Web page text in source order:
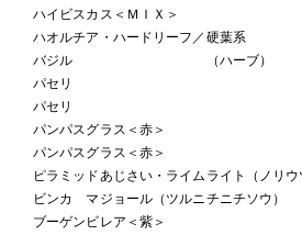
ハイビスカス＜ＭＩＸ＞
ハオルチア・ハードリーフ／硬葉系
バジル （ハーブ）
パセリ
パセリ
パンパスグラス＜赤＞
パンパスグラス＜赤＞
ピラミッドあじさい・ライムライト（ノリ
ビンカ マジョール（ツルニチニチソウ）
ブーゲンビレア＜紫＞